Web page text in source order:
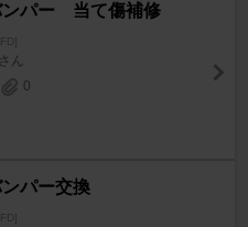
ンパー 当て傷補修
ん
0
ンパー交換